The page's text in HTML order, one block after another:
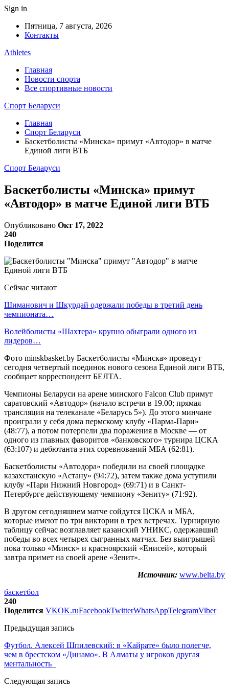
Sign in
Пятница, 7 августа, 2026
Контакты
Athletes
Главная
Новости спорта
Все спортивные новости
Спорт Беларуси
Главная
Спорт Беларуси
Баскетболисты «Минска» примут «Автодор» в матче
Единой лиги ВТБ
Спорт Беларуси
Баскетболисты «Минска» примут
«Автодор» в матче Единой лиги ВТБ
Опубликовано Окт 17, 2022
240
Поделится
Сейчас читают
Шиманович и Шкурдай одержали победы в третий день
чемпионата…
Волейболисты «Шахтера» крупно обыграли одного из
лидеров…
Фото minskbasket.by Баскетболисты «Минска» проведут
сегодня четвертый поединок нового сезона Единой лиги ВТБ,
сообщает корреспондент БЕЛТА.
Чемпионы Беларуси на арене минского Falcon Club примут
саратовский «Автодор» (начало встречи в 19.00; прямая
трансляция на телеканале «Беларусь 5»). До этого минчане
проиграли у себя дома пермскому клубу «Парма-Пари»
(48:77), а потом потерпели два поражения в Москве — от
одного из главных фаворитов «банковского» турнира ЦСКА
(63:107) и дебютанта этих соревнований МБА (62:81).
Баскетболисты «Автодора» победили на своей площадке
казахстанскую «Астану» (94:72), затем также дома уступили
клубу «Пари Нижний Новгород» (69:71) и в Санкт-
Петербурге действующему чемпиону «Зениту» (71:92).
В другом сегодняшнем матче сойдутся ЦСКА и МБА,
которые имеют по три виктории в трех встречах. Турнирную
таблицу сейчас возглавляет казанский УНИКС, одержавший
победы во всех четырех сыгранных матчах. Без выигрышей
пока только «Минск» и красноярский «Енисей», который
завтра примет на своей арене «Зенит».
Источник: www.belta.by
баскетбол
240
Поделится VKOK.ruFacebookTwitterWhatsAppTelegramViber
Предыдущая запись
Футбол. Алексей Шпилевский: в «Кайрате» было полегче,
чем в брестском «Динамо». В Алматы у игроков другая
ментальность
Следующая запись